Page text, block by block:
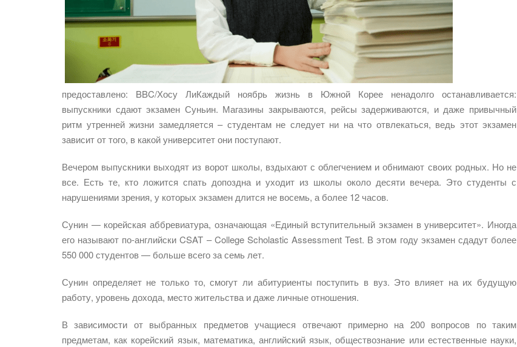
предоставлено: BBC/Хосу ЛиКаждый ноябрь жизнь в Южной Корее ненадолго останавливается:
выпускники сдают экзамен Суньин. Магазины закрываются, рейсы задерживаются, и даже привычный
ритм утренней жизни замедляется – студентам не следует ни на что отвлекаться, ведь этот экзамен
зависит от того, в какой университет они поступают.
Вечером выпускники выходят из ворот школы, вздыхают с облегчением и обнимают своих родных. Но не
все. Есть те, кто ложится спать допоздна и уходит из школы около десяти вечера. Это студенты с
нарушениями зрения, у которых экзамен длится не восемь, а более 12 часов.
Сунин — корейская аббревиатура, означающая «Единый вступительный экзамен в университет». Иногда
его называют по-английски CSAT – College Scholastic Assessment Test. В этом году экзамен сдадут более
550 000 студентов — больше всего за семь лет.
Сунин определяет не только то, смогут ли абитуриенты поступить в вуз. Это влияет на их будущую
работу, уровень дохода, место жительства и даже личные отношения.
В зависимости от выбранных предметов учащиеся отвечают примерно на 200 вопросов по таким
предметам, как корейский язык, математика, английский язык, обществознание или естественные науки,